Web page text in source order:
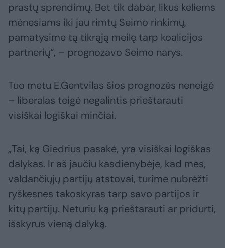
prastų sprendimų. Bet tik dabar, likus keliems
mėnesiams iki jau rimtų Seimo rinkimų,
pamatysime tą tikrąją meilę tarp koalicijos
partnerių“, – prognozavo Seimo narys.
Tuo metu E.Gentvilas šios prognozės neneigė
– liberalas teigė negalintis prieštarauti
visiškai logiškai minčiai.
„Tai, ką Giedrius pasakė, yra visiškai logiškas
dalykas. Ir aš jaučiu kasdienybėje, kad mes,
valdančiųjų partijų atstovai, turime nubrėžti
ryškesnes takoskyras tarp savo partijos ir
kitų partijų. Neturiu ką prieštarauti ar pridurti,
išskyrus vieną dalyką.